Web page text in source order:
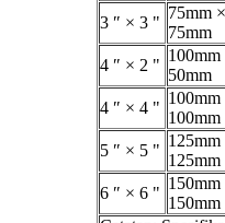
3 ″ × 3 "
75mm ×
75mm
4 ″ × 2 "
100mm
50mm
4 ″ × 4 "
100mm
100mm
5 ″ × 5 "
125mm
125mm
6 ″ × 6 "
150mm
150mm